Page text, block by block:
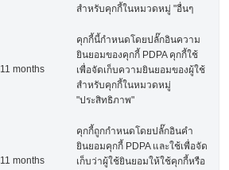
สำหรับคุกกี้ในหมวดหมู่ "อื่นๆ
11 months
คุกกี้นี้กำหนดโดยปลั๊กอินความ
ยินยอมของคุกกี้ PDPA คุกกี้ใช้
เพื่อจัดเก็บความยินยอมของผู้ใช้
สำหรับคุกกี้ในหมวดหมู่
"ประสิทธิภาพ"
11 months
คุกกี้ถูกกำหนดโดยปลั๊กอินคำ
ยินยอมคุกกี้ PDPA และใช้เพื่อจัด
เก็บว่าผู้ใช้ยินยอมให้ใช้คุกกี้หรือ